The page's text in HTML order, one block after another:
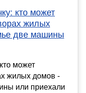
кто может
жилых
две машины
может
жилых домов -
или приехали